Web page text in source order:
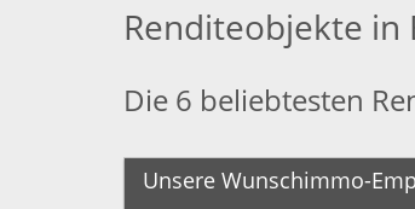
Renditeobjekte
Die 6 beliebtesten
Unsere Wunschimmo-